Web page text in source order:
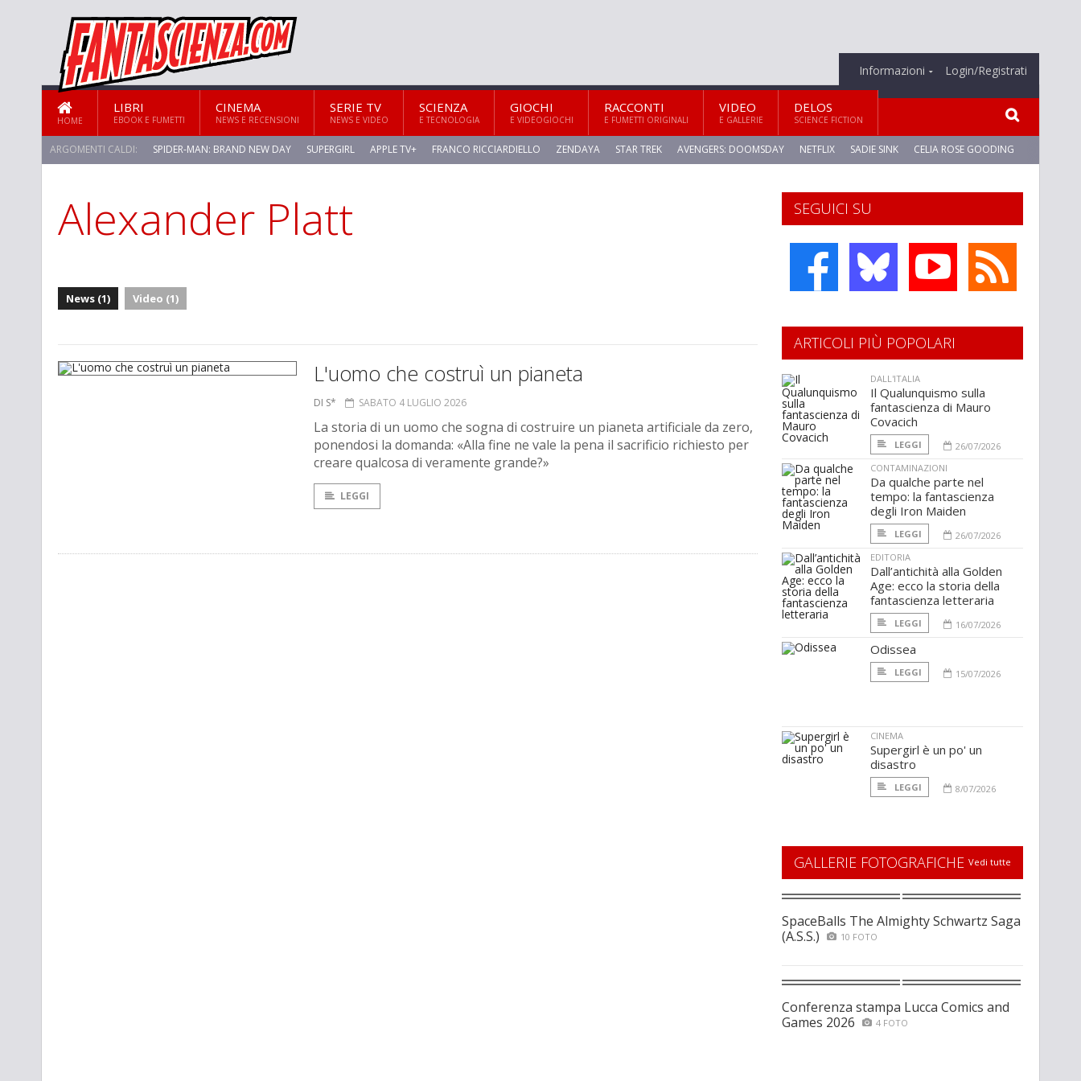
Informazioni Login/Registrati
HOME
LIBRI
EBOOK E FUMETTI
CINEMA
NEWS E RECENSIONI
SERIE TV
NEWS E VIDEO
SCIENZA
E TECNOLOGIA
GIOCHI
E VIDEOGIOCHI
RACCONTI
E FUMETTI ORIGINALI
VIDEO
E GALLERIE
DELOS
SCIENCE FICTION
ARGOMENTI CALDI: SPIDER-MAN: BRAND NEW DAY SUPERGIRL APPLE TV+ FRANCO RICCIARDIELLO ZENDAYA STAR TREK AVENGERS: DOOMSDAY NETFLIX SADIE SINK CELIA ROSE GOODING
Alexander Platt
News (1) Video (1)
L'uomo che costruì un pianeta
DI S* SABATO 4 LUGLIO 2026
La storia di un uomo che sogna di costruire un pianeta artificiale da zero,
ponendosi la domanda: «Alla fine ne vale la pena il sacrificio richiesto per
creare qualcosa di veramente grande?»
LEGGI
SEGUICI SU
ARTICOLI PIÙ POPOLARI
DALL'ITALIA
Il Qualunquismo sulla
fantascienza di Mauro
Covacich
LEGGI
26/07/2026
CONTAMINAZIONI
Da qualche parte nel
tempo: la fantascienza
degli Iron Maiden
LEGGI
26/07/2026
EDITORIA
Dall’antichità alla Golden
Age: ecco la storia della
fantascienza letteraria
LEGGI 16/07/2026
Odissea
LEGGI 15/07/2026
CINEMA
Supergirl è un po' un
disastro
LEGGI 8/07/2026
GALLERIE FOTOGRAFICHE Vedi tutte
SpaceBalls The Almighty Schwartz Saga
(A.S.S.)
10 FOTO
Conferenza stampa Lucca Comics and
Games 2026
4 FOTO